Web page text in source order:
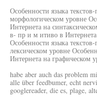
Особенности языка
морфологическом уровне
Интернета на
в- пр и м итиво в
Особенности языка
лексическом уровне
Интернета на графическом
habe aber auch das problem
alle über feedbumer, echt
googlereader, die es, plage,